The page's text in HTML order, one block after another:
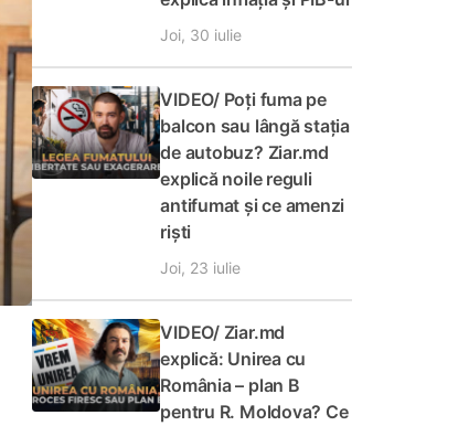
Joi, 30 iulie
VIDEO/ Poți fuma pe
balcon sau lângă stația
de autobuz? Ziar.md
explică noile reguli
antifumat și ce amenzi
riști
Joi, 23 iulie
VIDEO/ Ziar.md
explică: Unirea cu
România – plan B
pentru R. Moldova? Ce